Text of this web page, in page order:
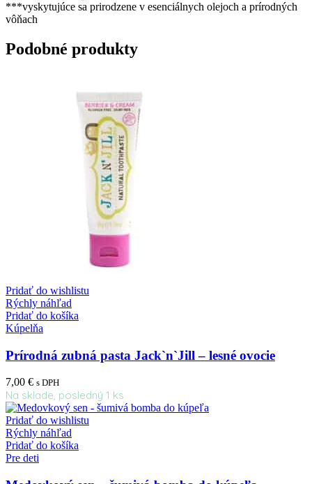
***vyskytujúce sa prirodzene v esenciálnych olejoch a prírodných
vôňach
Podobné produkty
Pridať do wishlistu
Rýchly náhľad
Pridať do košíka
Kúpelňa
Prírodná zubná pasta Jack`n`Jill – lesné ovocie
7,00 € s DPH
Na sklade, posledný 1 ks
Pridať do wishlistu
Rýchly náhľad
Pridať do košíka
Pre deti